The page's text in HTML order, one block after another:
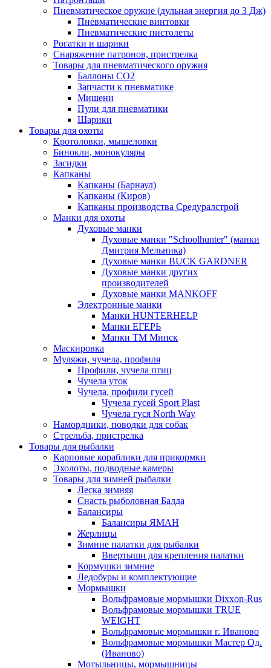
Пневматическое оружие (дульная энергия до 3 Дж)
Пневматические винтовки
Пневматические пистолеты
Рогатки и шарики
Снаряжение патронов, пристрелка
Товары для пневматического оружия
Баллоны СО2
Запчасти к пневматике
Мишени
Пули для пневматики
Шарики
Товары для охоты
Кротоловки, мышеловки
Бинокли, монокуляры
Засидки
Капканы
Капканы (Барнаул)
Капканы (Киров)
Капканы производства Средуралстрой
Манки для охоты
Духовые манки
Духовые манки "Schoolhunter" (манки
Дмитрия Мельника)
Духовые манки BUCK GARDNER
Духовые манки других
производителей
Духовые манки MANKOFF
Электронные манки
Манки HUNTERHELP
Манки ЕГЕРЬ
Манки ТМ Минск
Маскировка
Муляжи, чучела, профиля
Профили, чучела птиц
Чучела уток
Чучела, профили гусей
Чучела гусей Sport Plast
Чучела гуся North Way
Намордники, поводки для собак
Стрельба, пристрелка
Товары для рыбалки
Карповые кораблики для прикормки
Эхолоты, подводные камеры
Товары для зимней рыбалки
Леска зимняя
Снасть рыболовная Балда
Балансиры
Балансиры ЯМАН
Жерлицы
Зимние палатки для рыбалки
Ввертыши для крепления палатки
Кормушки зимние
Ледобуры и комплектующие
Мормышки
Вольфрамовые мормышки Dixxon-Rus
Вольфрамовые мормышки TRUE
WEIGHT
Вольфрамовые мормышки г. Иваново
Вольфрамовые мормышки Мастер Од.
(Иваново)
Мотыльницы, мормышницы